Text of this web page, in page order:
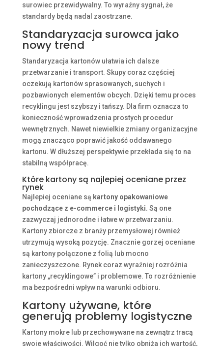
surowiec przewidywalny. To wyraźny sygnał, że
standardy będą nadal zaostrzane.
Standaryzacja surowca jako
nowy trend
Standaryzacja kartonów ułatwia ich dalsze
przetwarzanie i transport. Skupy coraz częściej
oczekują kartonów sprasowanych, suchych i
pozbawionych elementów obcych. Dzięki temu proces
recyklingu jest szybszy i tańszy. Dla firm oznacza to
konieczność wprowadzenia prostych procedur
wewnętrznych. Nawet niewielkie zmiany organizacyjne
mogą znacząco poprawić jakość oddawanego
kartonu. W dłuższej perspektywie przekłada się to na
stabilną współpracę.
Które kartony są najlepiej oceniane przez
rynek
Najlepiej oceniane są kartony opakowaniowe
pochodzące z e-commerce i logistyki. Są one
zazwyczaj jednorodne i łatwe w przetwarzaniu.
Kartony zbiorcze z branży przemysłowej również
utrzymują wysoką pozycję. Znacznie gorzej oceniane
są kartony połączone z folią lub mocno
zanieczyszczone. Rynek coraz wyraźniej rozróżnia
kartony „recyklingowe” i problemowe. To rozróżnienie
ma bezpośredni wpływ na warunki odbioru.
Kartony używane, które
generują problemy logistyczne
Kartony mokre lub przechowywane na zewnątrz tracą
swoje właściwości. Wilgoć nie tylko obniża ich wartość,